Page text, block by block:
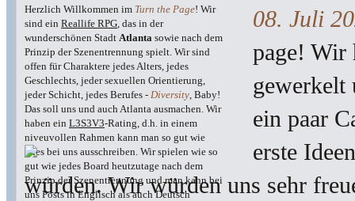
Herzlich Willkommen im Turn the Page! Wir
sind ein Reallife RPG , das in der
wunderschönen Stadt Atlanta sowie nach dem
Prinzip der Szenentrennung spielt. Wir sind
offen für Charaktere jedes Alters, jedes
Geschlechts, jeder sexuellen Orientierung,
jeder Schicht, jedes Berufes - Diversity , Baby!
Das soll uns und auch Atlanta ausmachen. Wir
haben ein L3S3V3-Rating, d.h. in einem
niveuvollen Rahmen kann man so gut wie
alles bei uns ausschreiben. Wir spielen wie so
gut wie jedes Board heutzutage nach dem
Prinzip der Szenentrennung und man kann bei
uns Posts in Englisch als auch Deutsch
08. Juli
page! Wir
gewerkelt
ein paar
erste
würden. Wir würden uns sehr